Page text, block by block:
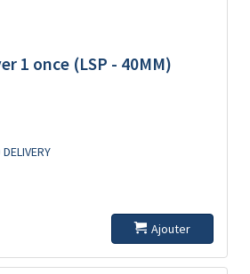
1 once (LSP - 40MM)
Ajouter